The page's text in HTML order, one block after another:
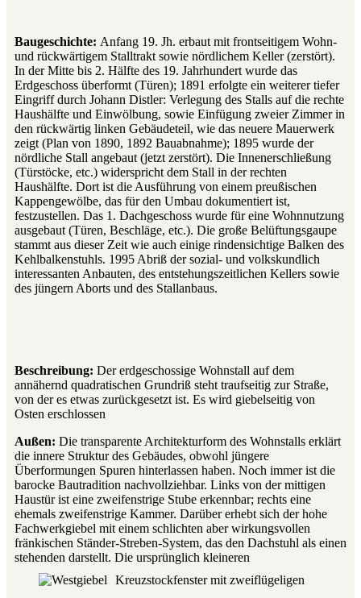
Baugeschichte: Anfang 19. Jh. erbaut mit frontseitigem Wohn-
und rückwärtigem Stalltrakt sowie nördlichem Keller (zerstört).
In der Mitte bis 2. Hälfte des 19. Jahrhundert wurde das
Erdgeschoss überformt (Türen); 1891 erfolgte ein weiterer tiefer
Eingriff durch Johann Distler: Verlegung des Stalls auf die rechte
Haushälfte und Einwölbung, sowie Einfügung zweier Zimmer in
den rückwärtig linken Gebäudeteil, wie das neuere Mauerwerk
zeigt (Plan von 1890, 1892 Bauabnahme); 1895 wurde der
nördliche Stall angebaut (jetzt zerstört). Die Innenerschließung
(Türstöcke, etc.) widerspricht dem Stall in der rechten
Haushälfte. Dort ist die Ausführung von einem preußischen
Kappengewölbe, das für den Umbau dokumentiert ist,
festzustellen. Das 1. Dachgeschoss wurde für eine Wohnnutzung
ausgebaut (Türen, Beschläge, etc.). Die große Belüftungsgaupe
stammt aus dieser Zeit wie auch einige rindensichtige Balken des
Kehlbalkenstuhls. 1995 Abriß der sozial- und volkskundlich
interessanten Anbauten, des entstehungszeitlichen Kellers sowie
des jüngern Aborts und des Stallanbaus.
Beschreibung: Der erdgeschossige Wohnstall auf dem
annähernd quadratischen Grundriß steht traufseitig zur Straße,
von der es etwas zurückgesetzt ist. Es wird giebelseitig von
Osten erschlossen
Außen: Die transparente Architekturform des Wohnstalls erklärt
die innere Struktur des Gebäudes, obwohl jüngere
Überformungen Spuren hinterlassen haben. Noch immer ist die
barocke Bautradition nachvollziehbar. Links von der mittigen
Haustür ist eine zweifenstrige Stube erkennbar; rechts eine
ehemals zweifenstrige Kammer. Darüber erhebt sich der hohe
Fachwerkgiebel mit einem schlichten aber wirkungsvollen
fränkischen Ständer-Streben-System, das den Dachstuhl als einen
stehenden darstellt. Die ursprünglich kleineren
Kreuzstockfenster mit zweiflügeligen